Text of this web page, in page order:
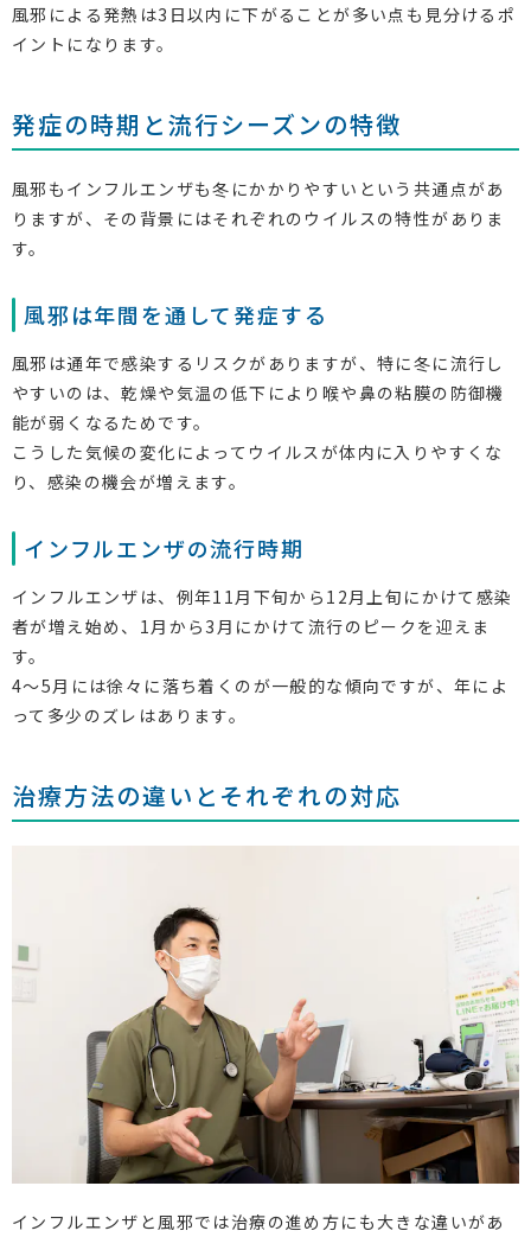
風邪による発熱は3日以内に下がることが多い点も見分けるポ
イントになります。
発症の時期と流行シーズンの特徴
風邪もインフルエンザも冬にかかりやすいという共通点があ
りますが、その背景にはそれぞれのウイルスの特性がありま
す。
風邪は年間を通して発症する
風邪は通年で感染するリスクがありますが、特に冬に流行し
やすいのは、乾燥や気温の低下により喉や鼻の粘膜の防御機
能が弱くなるためです。
こうした気候の変化によってウイルスが体内に入りやすくな
り、感染の機会が増えます。
インフルエンザの流行時期
インフルエンザは、例年11月下旬から12月上旬にかけて感染
者が増え始め、1月から3月にかけて流行のピークを迎えま
す。
4〜5月には徐々に落ち着くのが一般的な傾向ですが、年によ
って多少のズレはあります。
治療方法の違いとそれぞれの対応
インフルエンザと風邪では治療の進め方にも大きな違いがあ